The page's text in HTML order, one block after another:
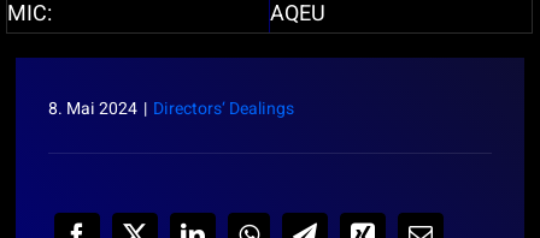
MIC:
AQEU
8. Mai 2024 | Directors‘ Dealings